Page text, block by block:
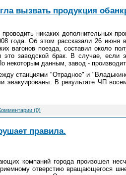
вызвать продукция
никаких дополнительных
года. Об этом рассказали 26 июня
вагонов поезда, составил около
заводской брак. В случае, если
данным, завод -
станциями "Отрадное" и
эвакуированы. В результате ЧП
(0)
правила.
компаний города произошел
отверстию вращающегося